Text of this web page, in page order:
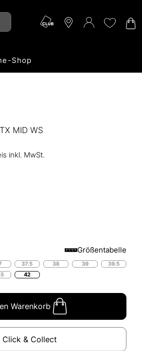
Shop
MID WS
inkl. MwSt.
Größentabelle
37.5 38 39
39.5
42
Warenkorb
Click & Collect